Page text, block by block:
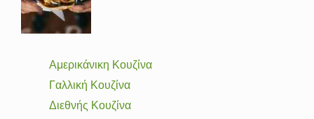
Αμερικάνικη Κουζίνα
Γαλλική Κουζίνα
Διεθνής Κουζίνα